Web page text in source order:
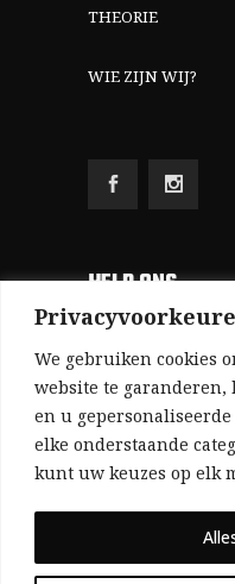
We gebruiken cookies
website te garanderen,
en u
elke onderstaande
kunt uw keuzes op elk
THEORIE
WIE ZIJN WIJ?
HELP ONS
Aangezien we
(zonder subsidies,
advertenties en
voor de publicatie
afhankelijk van de
Bij voorbaat dank